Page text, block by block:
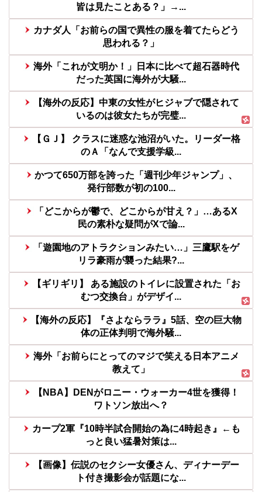
皆は見たことある？」→...
カナダ人「お前らの国で異性の服を着てたらどう
思われる？」
海外「これが文明か！」日本に比べて超石器時代
だった英国に海外が大騒...
【海外の反応】中東の女性がヒジャブで隠されて
いるのは彼女たちが完璧...
【ＧＪ】 クラスに迷惑な池沼がいた。リーダー格
のＡ「なんで支援学級...
かつて650万部を誇った「週刊少年ジャンプ」、
発行部数が初の100...
「どこからが鬱で、どこからが甘え？」…あるX
民の素朴な疑問がXで論...
「遊園地のアトラクションみたい…」三鷹駅をゲ
リラ豪雨が襲った結果?...
【ギリギリ】 ある施設のトイレに設置された「お
むつ交換台」がデザイ...
【海外の反応】『さよならララ』5話、空の巨大物
体の正体判明で海外騒...
海外「お前らにとってのマジで笑える日本アニメ
教えて」
【NBA】DENがロニー・ウォーカー4世を獲得！
ワトソン放出へ？
カープ2軍『10時半試合開始の為に4時起き』←も
っと良い猛暑対策は...
【画像】伝説のセクシー女優さん、ディナーデー
ト付き撮影会が話題にな...